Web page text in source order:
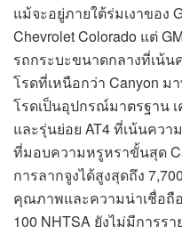
แม้จะอยู่ภายใต้ร่มเงาของ
Chevrolet Colorado แต่
รถกระบะขนาดกลางที่เน้
โรดที่เหนือกว่า Canyon
โรดเป็นอุปกรณ์มาตรฐาน
และรุ่นย่อย AT4 ที่เน้นคว
ที่มอบความหรูหราขั้นสุด
การลากจูงได้สูงสุดถึง
คุณภาพและความน่าเชื่อถือ
100 NHTSA ยังไม่มีการร